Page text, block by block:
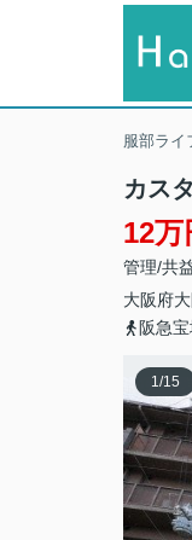
服部ライ
カス
12万
管理/共
大阪府
阪急
1/15